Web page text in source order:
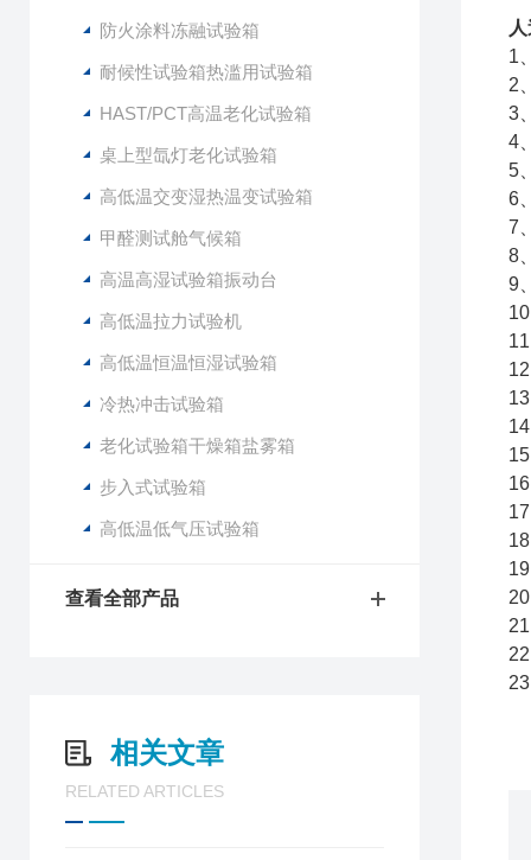
防火涂料冻融试验箱
耐候性试验箱热滥用试验箱
HAST/PCT高温老化试验箱
桌上型氙灯老化试验箱
高低温交变湿热温变试验箱
甲醛测试舱气候箱
高温高湿试验箱振动台
高低温拉力试验机
高低温恒温恒湿试验箱
冷热冲击试验箱
老化试验箱干燥箱盐雾箱
步入式试验箱
高低温低气压试验箱
查看全部产品
相关文章
RELATED ARTICLES
1
2
3
4
5
6
7
8
9